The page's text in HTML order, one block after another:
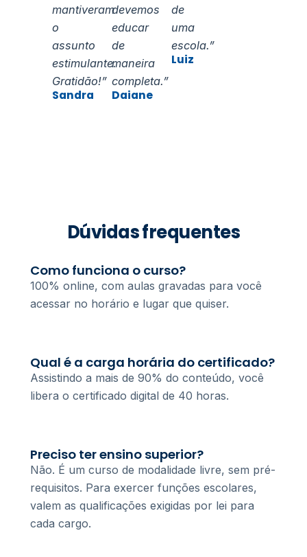
mantiveram
o
assunto
estimulante.
Gratidão!”
Sandra
devemos
educar
de
maneira
completa.”
Daiane
de
uma
escola.”
Luiz
Dúvidas frequentes
Como funciona o curso?
100% online, com aulas gravadas para você
acessar no horário e lugar que quiser.
Qual é a carga horária do certificado?
Assistindo a mais de 90% do conteúdo, você
libera o certificado digital de 40 horas.
Preciso ter ensino superior?
Não. É um curso de modalidade livre, sem pré-
requisitos. Para exercer funções escolares,
valem as qualificações exigidas por lei para
cada cargo.